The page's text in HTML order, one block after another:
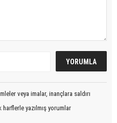
veya imalar, inançlara saldırı
yazılmış yorumlar